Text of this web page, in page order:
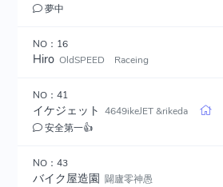
夢中
NO：16
Hiro OldSPEED Raceing
NO：41
イケジェット 4649ikeJET &rikeda
安全第一👍
NO：43
バイク屋造園 闢廬零神愚